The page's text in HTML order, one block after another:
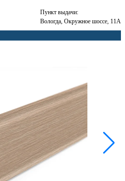
Пункт выдачи:
Вологда, Окружное шоссе, 11А